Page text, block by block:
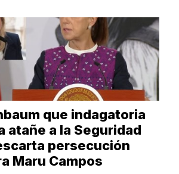
que indagatoria
atañe a la Seguridad
persecución
Maru Campos